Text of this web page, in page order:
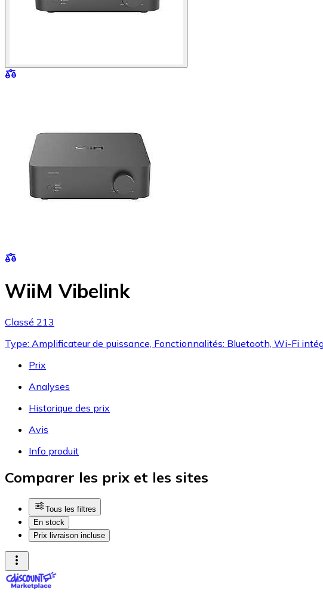
WiiM Vibelink
Classé 213
Type: Amplificateur de puissance, Fonctionnalités: Bluetooth, Wi-Fi
Prix
Analyses
Historique des prix
Avis
Info produit
Comparer les prix et les sites
Tous les filtres
En stock
Prix livraison incluse